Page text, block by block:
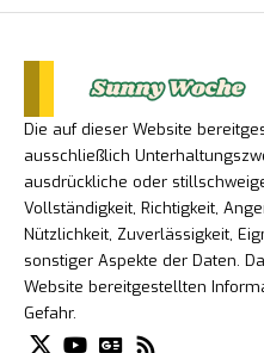
Die auf dieser Website
ausschließlich
ausdrückliche oder
Vollständigkeit, Richtigkeit,
Nützlichkeit, Zuverlässigkeit,
sonstiger Aspekte der Daten.
Website bereitgestellten
Gefahr.